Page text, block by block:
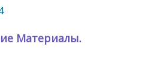
Материалы.